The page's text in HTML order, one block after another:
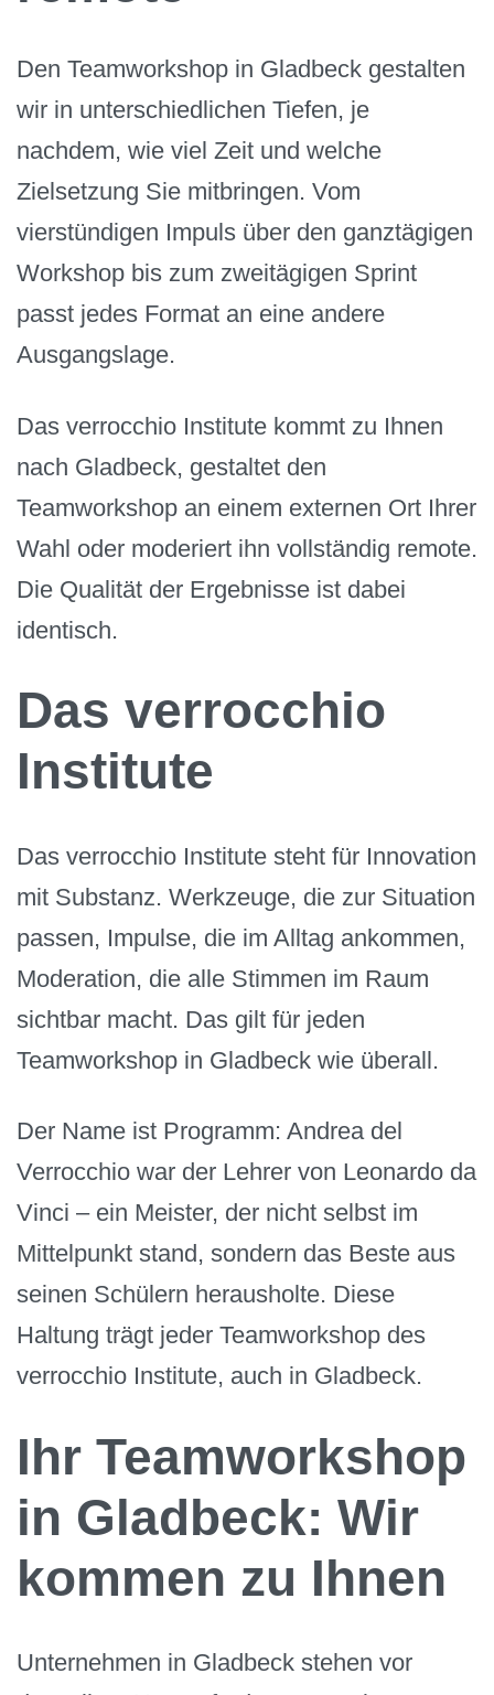
Den Teamworkshop in Gladbeck gestalten
wir in unterschiedlichen Tiefen, je
nachdem, wie viel Zeit und welche
Zielsetzung Sie mitbringen. Vom
vierstündigen Impuls über den ganztägigen
Workshop bis zum zweitägigen Sprint
passt jedes Format an eine andere
Ausgangslage.
Das verrocchio Institute kommt zu Ihnen
nach Gladbeck, gestaltet den
Teamworkshop an einem externen Ort Ihrer
Wahl oder moderiert ihn vollständig remote.
Die Qualität der Ergebnisse ist dabei
identisch.
Das verrocchio
Institute
Das verrocchio Institute steht für Innovation
mit Substanz. Werkzeuge, die zur Situation
passen, Impulse, die im Alltag ankommen,
Moderation, die alle Stimmen im Raum
sichtbar macht. Das gilt für jeden
Teamworkshop in Gladbeck wie überall.
Der Name ist Programm: Andrea del
Verrocchio war der Lehrer von Leonardo da
Vinci – ein Meister, der nicht selbst im
Mittelpunkt stand, sondern das Beste aus
seinen Schülern herausholte. Diese
Haltung trägt jeder Teamworkshop des
verrocchio Institute, auch in Gladbeck.
Ihr Teamworkshop
in Gladbeck: Wir
kommen zu Ihnen
Unternehmen in Gladbeck stehen vor